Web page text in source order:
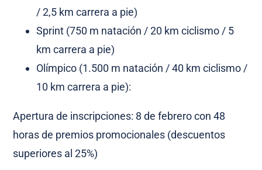
/ 2,5 km carrera a pie)
Sprint (750 m natación / 20 km ciclismo / 5
km carrera a pie)
Olímpico (1.500 m natación / 40 km ciclismo /
10 km carrera a pie):
Apertura de inscripciones: 8 defebrerocon 48
horas de premios promocionales (descuentos
superiores al 25%)